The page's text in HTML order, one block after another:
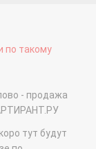
по такому
- продажа
тут будут